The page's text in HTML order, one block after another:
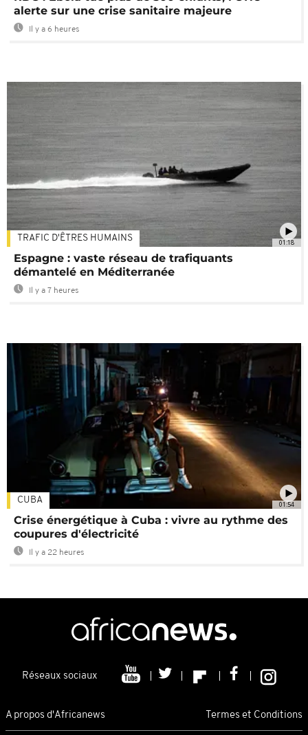
alerte sur une crise sanitaire majeure
Il y a 6 heures
01:18
TRAFIC D'ÊTRES HUMAINS
Espagne : vaste réseau de trafiquants
démantelé en Méditerranée
Il y a 7 heures
01:54
CUBA
Crise énergétique à Cuba : vivre au rythme des
coupures d'électricité
Il y a 22 heures
Réseaux sociaux
A propos d'Africanews Termes et Conditions